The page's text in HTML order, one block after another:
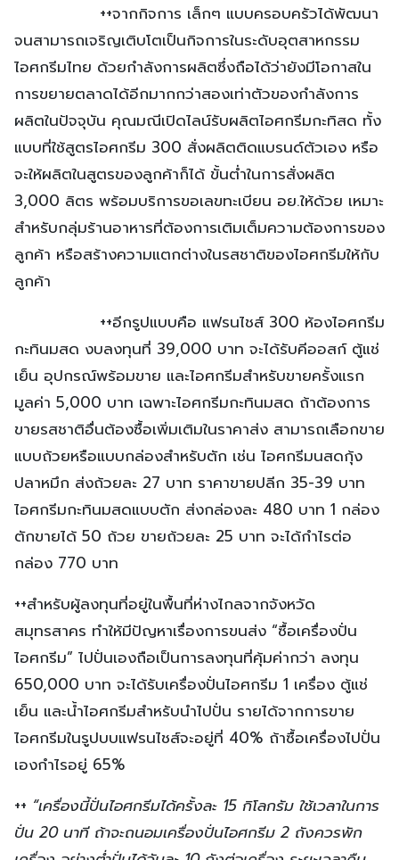
++จากกิจการ เล็กๆ แบบครอบครัวได้พัฒนา
จนสามารถเจริญเติบโตเป็นกิจการในระดับอุตสาหกรรม
ไอศกรีมไทย ด้วยกำลังการผลิตซึ่งถือได้ว่ายังมีโอกาสใน
การขยายตลาดได้อีกมากกว่าสองเท่าตัวของกำลังการ
ผลิตในปัจจุบัน คุณมณีเปิดไลน์รับผลิตไอศกรีมกะทิสด ทั้ง
แบบที่ใช้สูตรไอศกรีม 300 สั่งผลิตติดแบรนด์ตัวเอง หรือ
จะให้ผลิตในสูตรของลูกค้าก็ได้ ขั้นต่ำในการสั่งผลิต
3,000 ลิตร พร้อมบริการขอเลขทะเบียน อย.ให้ด้วย เหมาะ
สำหรับกลุ่มร้านอาหารที่ต้องการเติมเต็มความต้องการของ
ลูกค้า หรือสร้างความแตกต่างในรสชาติของไอศกรีมให้กับ
ลูกค้า
++อีกรูปแบบคือ แฟรนไชส์ 300 ห้องไอศกรีม
กะทินมสด งบลงทุนที่ 39,000 บาท จะได้รับคีออสก์ ตู้แช่
เย็น อุปกรณ์พร้อมขาย และไอศกรีมสำหรับขายครั้งแรก
มูลค่า 5,000 บาท เฉพาะไอศกรีมกะทินมสด ถ้าต้องการ
ขายรสชาติอื่นต้องซื้อเพิ่มเติมในราคาส่ง สามารถเลือกขาย
แบบถ้วยหรือแบบกล่องสำหรับตัก เช่น ไอศกรีมนสดกุ้ง
ปลาหมึก ส่งถ้วยละ 27 บาท ราคาขายปลีก 35-39 บาท
ไอศกรีมกะทินมสดแบบตัก ส่งกล่องละ 480 บาท 1 กล่อง
ตักขายได้ 50 ถ้วย ขายถ้วยละ 25 บาท จะได้กำไรต่อ
กล่อง 770 บาท
++สำหรับผู้ลงทุนที่อยู่ในพื้นที่ห่างไกลจากจังหวัด
สมุทรสาคร ทำให้มีปัญหาเรื่องการขนส่ง “ซื้อเครื่องปั่น
ไอศกรีม” ไปปั่นเองถือเป็นการลงทุนที่คุ้มค่ากว่า ลงทุน
650,000 บาท จะได้รับเครื่องปั่นไอศกรีม 1 เครื่อง ตู้แช่
เย็น และน้ำไอศกรีมสำหรับนำไปปั่น รายได้จากการขาย
ไอศกรีมในรูปบบแฟรนไชส์จะอยู่ที่ 40% ถ้าซื้อเครื่องไปปั่น
เองกำไรอยู่ 65%
++ “เครื่องนี้ปั่นไอศกรีมได้ครั้งละ 15 กิโลกรัม ใช้เวลาในการ
ปั่น 20 นาที ถ้าจะถนอมเครื่องปั่นไอศกรีม 2 ถังควรพัก